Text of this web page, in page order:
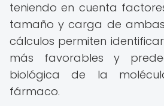
teniendo en cuenta
tamaño y carga de ambas
cálculos permiten
más favorables y
biológica de la
fármaco.